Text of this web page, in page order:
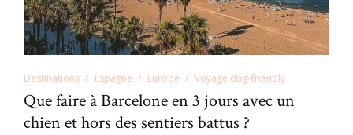
Destinations Espagne Europe Voyage dog-friendly
Que faire à Barcelone en 3 jours avec un
chien et hors des sentiers battus ?